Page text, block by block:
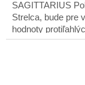
SAGITTARIUS
Strelca, bude pre
hodnoty